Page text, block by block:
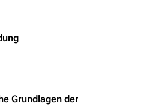
Grundlagen der